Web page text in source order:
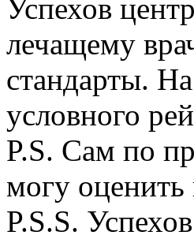
Успехов
лечащему
стандарты.
условного
P.S. Сам по
могу оценить
P.S.S.